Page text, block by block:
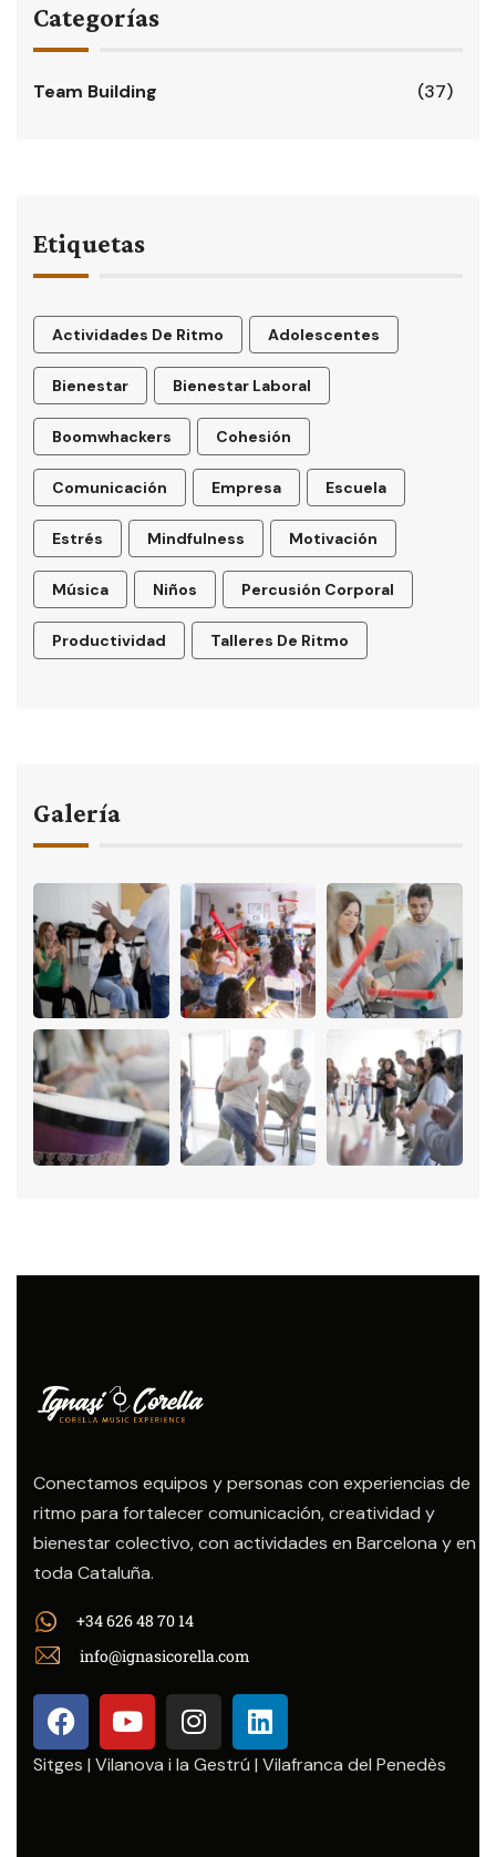
Categorías
Team Building (37)
Etiquetas
Actividades De Ritmo Adolescentes
Bienestar Bienestar Laboral
Boomwhackers Cohesión
Comunicación Empresa Escuela
Estrés Mindfulness Motivación
Música Niños Percusión Corporal
Productividad Talleres De Ritmo
Galería
Conectamos equipos y personas con experiencias de
ritmo para fortalecer comunicación, creatividad y
bienestar colectivo, con actividades en Barcelona y en
toda Cataluña.
+34 626 48 70 14
info@ignasicorella.com
Sitges | Vilanova i la Gestrú | Vilafranca del Penedès